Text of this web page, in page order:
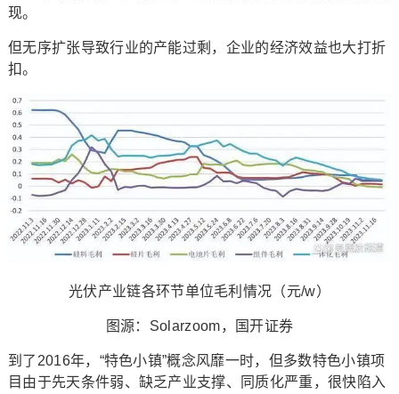
现。
但无序扩张导致行业的产能过剩，企业的经济效益也大打折
扣。
光伏产业链各环节单位毛利情况（元/w）
图源：Solarzoom，国开证券
到了2016年，“特色小镇”概念风靡一时，但多数特色小镇项
目由于先天条件弱、缺乏产业支撑、同质化严重，很快陷入